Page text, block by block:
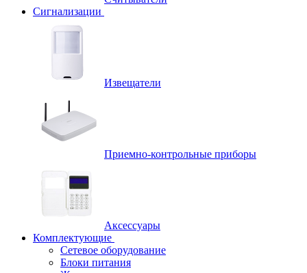
Сигнализации
Извещатели
Приемно-контрольные приборы
Аксессуары
Комплектующие
Сетевое оборудование
Блоки питания